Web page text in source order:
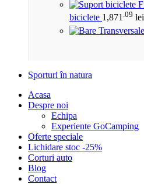
biciclete 1,871 .09 lei
Sporturi în natura
Acasa
Despre noi
Echipa
Experiente GoCamping
Oferte speciale
Lichidare stoc -25%
Corturi auto
Blog
Contact